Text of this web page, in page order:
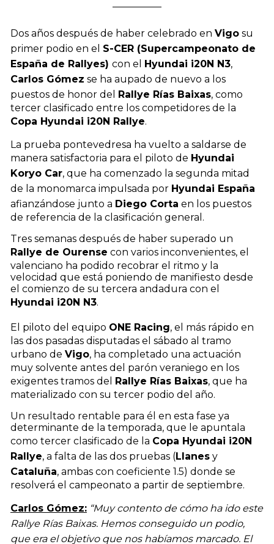
Dos años después de haber celebrado en Vigo su
primer podio en el S-CER (Supercampeonato de
España de Rallyes) con el Hyundai i20N N3,
Carlos Gómez se ha aupado de nuevo a los
puestos de honor del Rallye Rías Baixas, como
tercer clasificado entre los competidores de la
Copa Hyundai i20N Rallye.
La prueba pontevedresa ha vuelto a saldarse de
manera satisfactoria para el piloto de Hyundai
Koryo Car, que ha comenzado la segunda mitad
de la monomarca impulsada por Hyundai España
afianzándose junto a Diego Corta en los puestos
de referencia de la clasificación general.
Tres semanas después de haber superado un
Rallye de Ourense con varios inconvenientes, el
valenciano ha podido recobrar el ritmo y la
velocidad que está poniendo de manifiesto desde
el comienzo de su tercera andadura con el
Hyundai i20N N3.
El piloto del equipo ONE Racing, el más rápido en
las dos pasadas disputadas el sábado al tramo
urbano de Vigo, ha completado una actuación
muy solvente antes del parón veraniego en los
exigentes tramos del Rallye Rías Baixas, que ha
materializado con su tercer podio del año.
Un resultado rentable para él en esta fase ya
determinante de la temporada, que le apuntala
como tercer clasificado de la Copa Hyundai i20N
Rallye, a falta de las dos pruebas (Llanes y
Cataluña, ambas con coeficiente 1.5) donde se
resolverá el campeonato a partir de septiembre.
Carlos Gómez: “Muy contento de cómo ha ido este
Rallye Rías Baixas. Hemos conseguido un podio,
que era el objetivo que nos habíamos marcado. El